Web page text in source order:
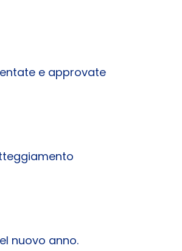
e approvate
nuovo anno.